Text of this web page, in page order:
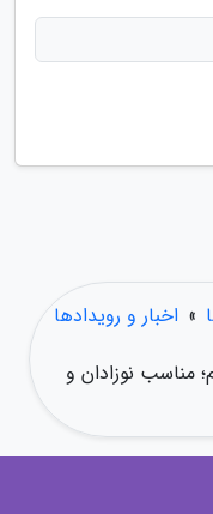
» اخبار و رویدادها
مناسب نوزادان و